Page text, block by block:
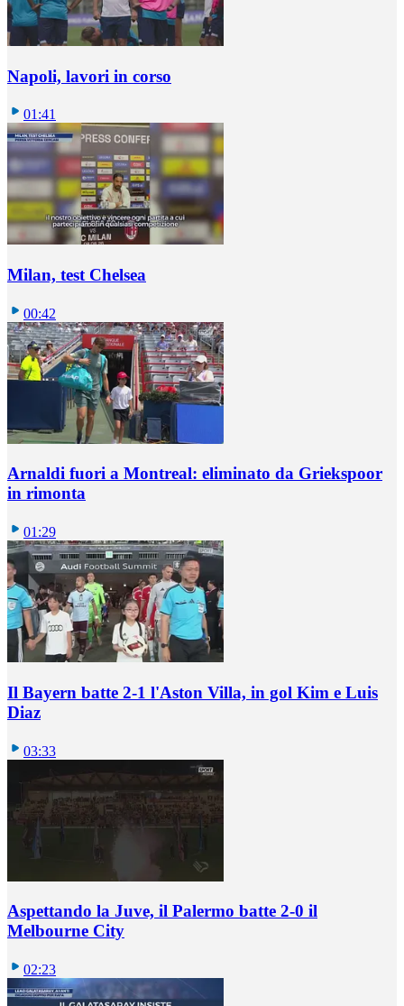
Napoli, lavori in corso
01:41
Milan, test Chelsea
00:42
Arnaldi fuori a Montreal: eliminato da Griekspoor
in rimonta
01:29
Il Bayern batte 2-1 l'Aston Villa, in gol Kim e Luis
Diaz
03:33
Aspettando la Juve, il Palermo batte 2-0 il
Melbourne City
02:23